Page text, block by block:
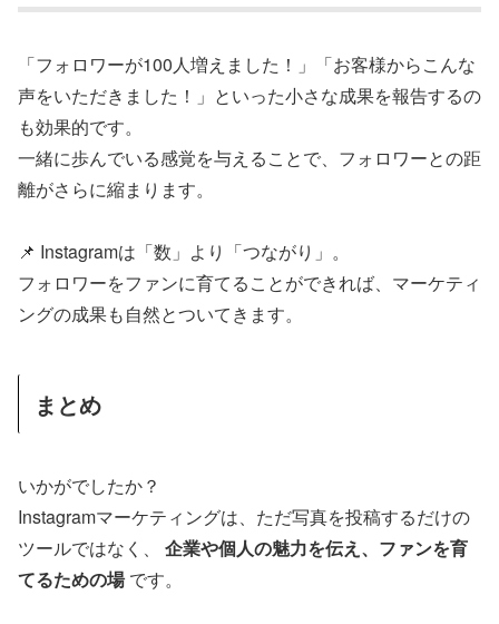
「フォロワーが100人増えました！」「お客様からこんな
声をいただきました！」といった小さな成果を報告するの
も効果的です。
一緒に歩んでいる感覚を与えることで、フォロワーとの距
離がさらに縮まります。
📌 Instagramは「数」より「つながり」。
フォロワーをファンに育てることができれば、マーケティ
ングの成果も自然とついてきます。
まとめ
いかがでしたか？
Instagramマーケティングは、ただ写真を投稿するだけの
ツールではなく、 企業や個人の魅力を伝え、ファンを育
てるための場です。